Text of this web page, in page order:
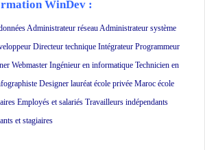
WinDev :
Administrateur réseau Administrateur système
Directeur technique Intégrateur Programmeur
Webmaster Ingénieur en informatique Technicien en
Designer lauréat école privée Maroc école
Employés et salariés Travailleurs indépendants
et stagiaires